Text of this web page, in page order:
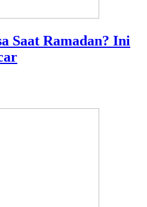
Saat Ramadan? Ini